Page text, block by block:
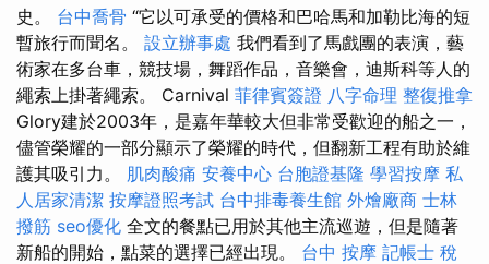
史。 台中喬骨 “它以可承受的價格和巴哈馬和加勒比海的短
暫旅行而聞名。 設立辦事處 我們看到了馬戲團的表演，藝
術家在多台車，競技場，舞蹈作品，音樂會，迪斯科等人的
繩索上掛著繩索。 Carnival 菲律賓簽證 八字命理 整復推拿
Glory建於2003年，是嘉年華較大但非常受歡迎的船之一，
儘管榮耀的一部分顯示了榮耀的時代，但翻新工程有助於維
護其吸引力。 肌肉酸痛 安養中心 台胞證基隆 學習按摩 私
人居家清潔 按摩證照考試 台中排毒養生館 外燴廠商 士林
撥筋 seo優化 全文的餐點已用於其他主流巡遊，但是隨著
新船的開始，點菜的選擇已經出現。 台中 按摩 記帳士 稅